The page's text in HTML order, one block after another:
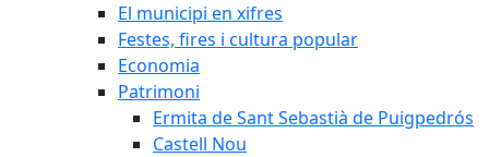
El municipi en xifres
Festes, fires i cultura popular
Economia
Patrimoni
Ermita de Sant Sebastià de Puigpedrós
Castell Nou